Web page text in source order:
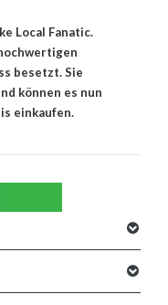
Local Fanatic.
besetzt. Sie
können es nun
einkaufen.